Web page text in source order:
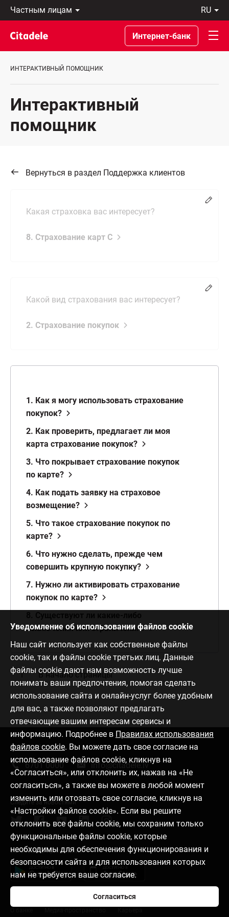
Частным
лицам
Предприятиям
Private
Banking
банке
ru
Latviski
По-
русски
In
Интернет-банк
ИНТЕРАКТИВНЫЙ ПОМОЩНИК
Интерактивный
помощник
Вернуться в раздел Поддержка клиентов
Какая страховка вас интересует?
8. Страхование карт C
Какой вид страхования вас интересует?
2. Страхование покупок
1. Как я могу использовать страхование
покупок?
2. Как проверить, предлагает ли моя
карта страхование покупок?
3. Что покрывает страхование покупок
по карте?
4. Как подать заявку на страховое
возмещение?
5. Что такое страхование покупок по
карте?
6. Что нужно сделать, прежде чем
совершить крупную покупку?
7. Нужно ли активировать страхование
покупок по карте?
исключения или ограничения?
В начало страницы
Уведомление об использовании файлов cookie
Наш сайт использует как собственные файлы
cookie, так и файлы cookie третьих лиц. Данные
файлы cookie дают нам возможность лучше
понимать ваши предпочтения, помогая сделать
использование сайта и онлайн-услуг более удобным
для вас, а также позволяют предлагать
отвечающие вашим интересам сервисы и
информацию. Подробнее в Правилах использования
файлов cookie. Вы можете дать свое согласие на
использование файлов cookie, кликнув на
«Согласиться», или отклонить их, нажав на «Не
согласиться», а также вы можете в любой момент
изменить или отозвать свое согласие, кликнув на
«Настройки файлов cookie». Если вы решите
отклонить все файлы cookie, мы сохраним только
функциональные файлы cookie, которые
необходимы для обеспечения функционирования и
безопасности сайта и для использования которых
нам не требуется ваше согласие.
Согласиться
Связаться с нами
6701 0000 info@citadele.lv
Следите за новостями
Установить приложение